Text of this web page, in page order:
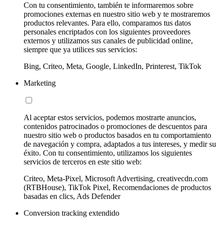
Con tu consentimiento, también te informaremos sobre
promociones externas en nuestro sitio web y te mostraremos
productos relevantes. Para ello, comparamos tus datos
personales encriptados con los siguientes proveedores
externos y utilizamos sus canales de publicidad online,
siempre que ya utilices sus servicios:
Bing, Criteo, Meta, Google, LinkedIn, Printerest, TikTok
Marketing
Al aceptar estos servicios, podemos mostrarte anuncios,
contenidos patrocinados o promociones de descuentos para
nuestro sitio web o productos basados en tu comportamiento
de navegación y compra, adaptados a tus intereses, y medir su
éxito. Con tu consentimiento, utilizamos los siguientes
servicios de terceros en este sitio web:
Criteo, Meta-Pixel, Microsoft Advertising, creativecdn.com
(RTBHouse), TikTok Pixel, Recomendaciones de productos
basadas en clics, Ads Defender
Conversion tracking extendido